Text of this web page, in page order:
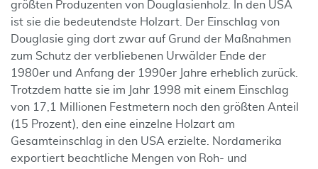
größten Produzenten von Douglasienholz. In den USA
ist sie die bedeutendste Holzart. Der Einschlag von
Douglasie ging dort zwar auf Grund der Maßnahmen
zum Schutz der verbliebenen Urwälder Ende der
1980er und Anfang der 1990er Jahre erheblich zurück.
Trotzdem hatte sie im Jahr 1998 mit einem Einschlag
von 17,1 Millionen Festmetern noch den größten Anteil
(15 Prozent), den eine einzelne Holzart am
Gesamteinschlag in den USA erzielte. Nordamerika
exportiert beachtliche Mengen von Roh- und